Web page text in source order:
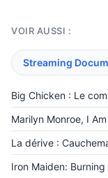
VOIR AUSSI :
Streaming
Big Chicken : Le
Marilyn Monroe, I
La dérive :
Iron Maiden: